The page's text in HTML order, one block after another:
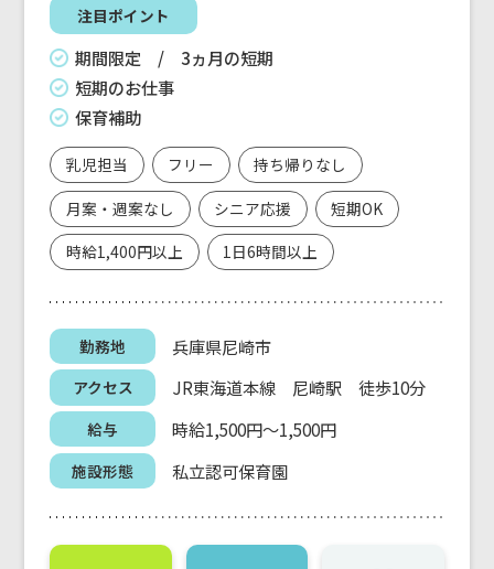
注目ポイント
期間限定 / 3ヵ月の短期
短期のお仕事
保育補助
乳児担当 フリー
持ち帰りなし
月案・週案なし
シニア応援
短期OK
時給1,400円以上
1日6時間以上
勤務地 兵庫県尼崎市
アクセス JR東海道本線 尼崎駅 徒歩10分
給与 時給1,500円～1,500円
施設形態 私立認可保育園